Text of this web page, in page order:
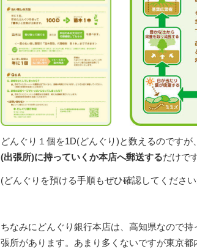
どんぐり１個を1D(どんぐり)と数えるのですが、
(出張所)に持っていくか本店へ郵送するだけで
(どんぐりを預ける手順もぜひ確認してくださ
ちなみにどんぐり銀行本店は、高知県なので
張所があります。あまり多くないですが東京都